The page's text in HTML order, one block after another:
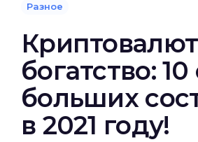
Разное
богатство:
больших
в 2021 году!